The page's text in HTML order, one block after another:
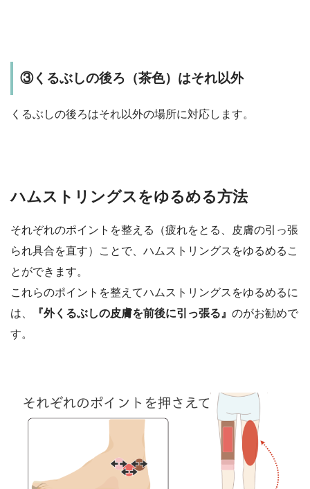
③くるぶしの後ろ（茶色）はそれ以外
くるぶしの後ろはそれ以外の場所に対応します。
ハムストリングスをゆるめる方法
それぞれのポイントを整える（疲れをとる、皮膚の引っ張
られ具合を直す）ことで、ハムストリングスをゆるめるこ
とができます。
これらのポイントを整えてハムストリングスをゆるめるに
は、
『外くるぶしの皮膚を前後に引っ張る』 のがお勧めで
す。